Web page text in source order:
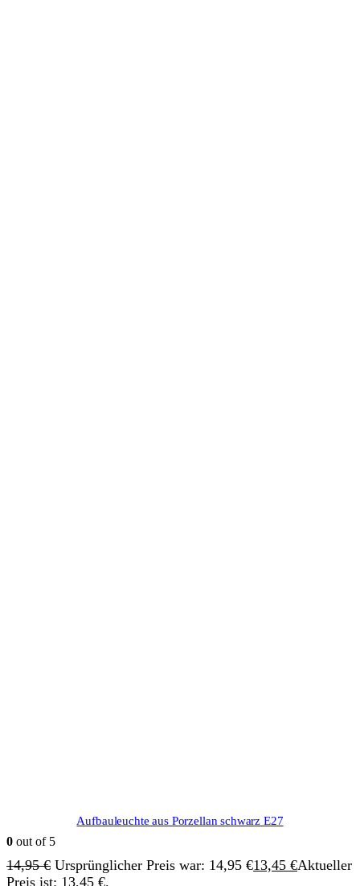
Aufbauleuchte aus Porzellan schwarz E27
0 out of 5
14,95€ Ursprünglicher Preis war: 14,95 €13,45 €Aktueller
Preis ist: 13,45 €.